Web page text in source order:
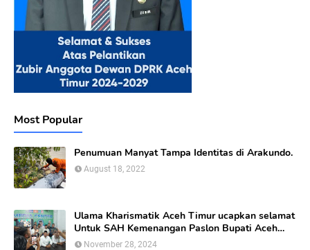
Most Popular
Penumuan Manyat Tampa Identitas di Arakundo.
August 18, 2022
Ulama Kharismatik Aceh Timur ucapkan selamat
Untuk SAH Kemenangan Paslon Bupati Aceh
Timur calon nomor Urut 01
November 28, 2024